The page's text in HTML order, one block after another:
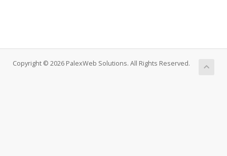
Copyright © 2026 PalexWeb Solutions. All Rights Reserved.